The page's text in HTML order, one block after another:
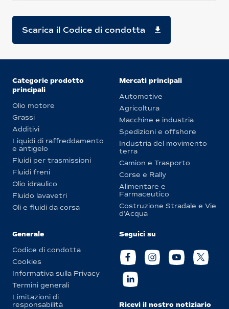
Scarica il Codice di condotta
Categorie prodotto
principali
Olio motore
Grassi
Additivi
Liquidi di raffreddamento
e antigelo
Fluidi per trasmissioni
Fluidi freni
Olio idraulico
Fluido lavavetri
Oli e fluidi da corsa
Mercati principali
Automotive
Agricoltura
Macchine e industria
Spedizioni e offshore
Industria del movimento
terra
Camion e Trasporto
Corse e Rally
Alimentare e
Farmaceutico
Costruzione Stradale e Vie
d’Acqua
Generale
Codice di condotta
Cookies
Informativa sulla Privacy
Termini generali
Limitazioni di
responsabilità
Seguici su
Ricevi il nostro notiziario